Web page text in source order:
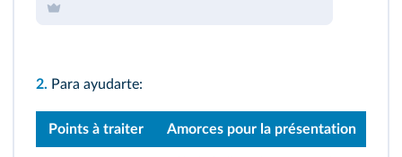
2. Para ayudarte:
Points à traiter Amorces pour la présentation